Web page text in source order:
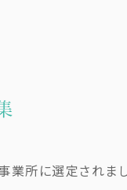
所に選定されま